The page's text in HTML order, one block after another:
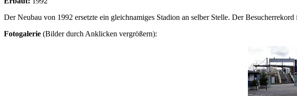
Der Neubau von 1992 ersetzte ein gleichnamiges Stadion an selber Stelle. Der
Fotogalerie (Bilder durch Anklicken vergrößern):